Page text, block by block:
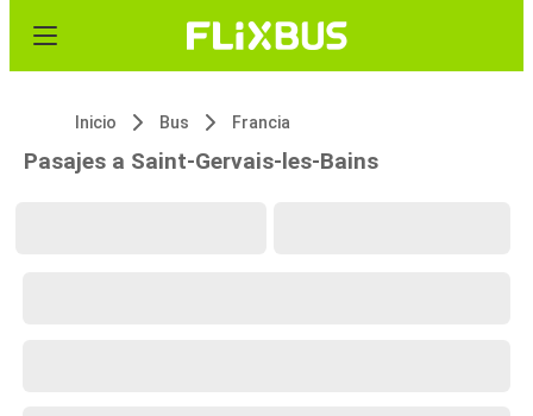
Inicio Bus Francia
Pasajes a Saint-Gervais-les-Bains